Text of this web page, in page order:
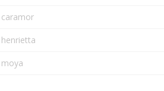
caramor
henrietta